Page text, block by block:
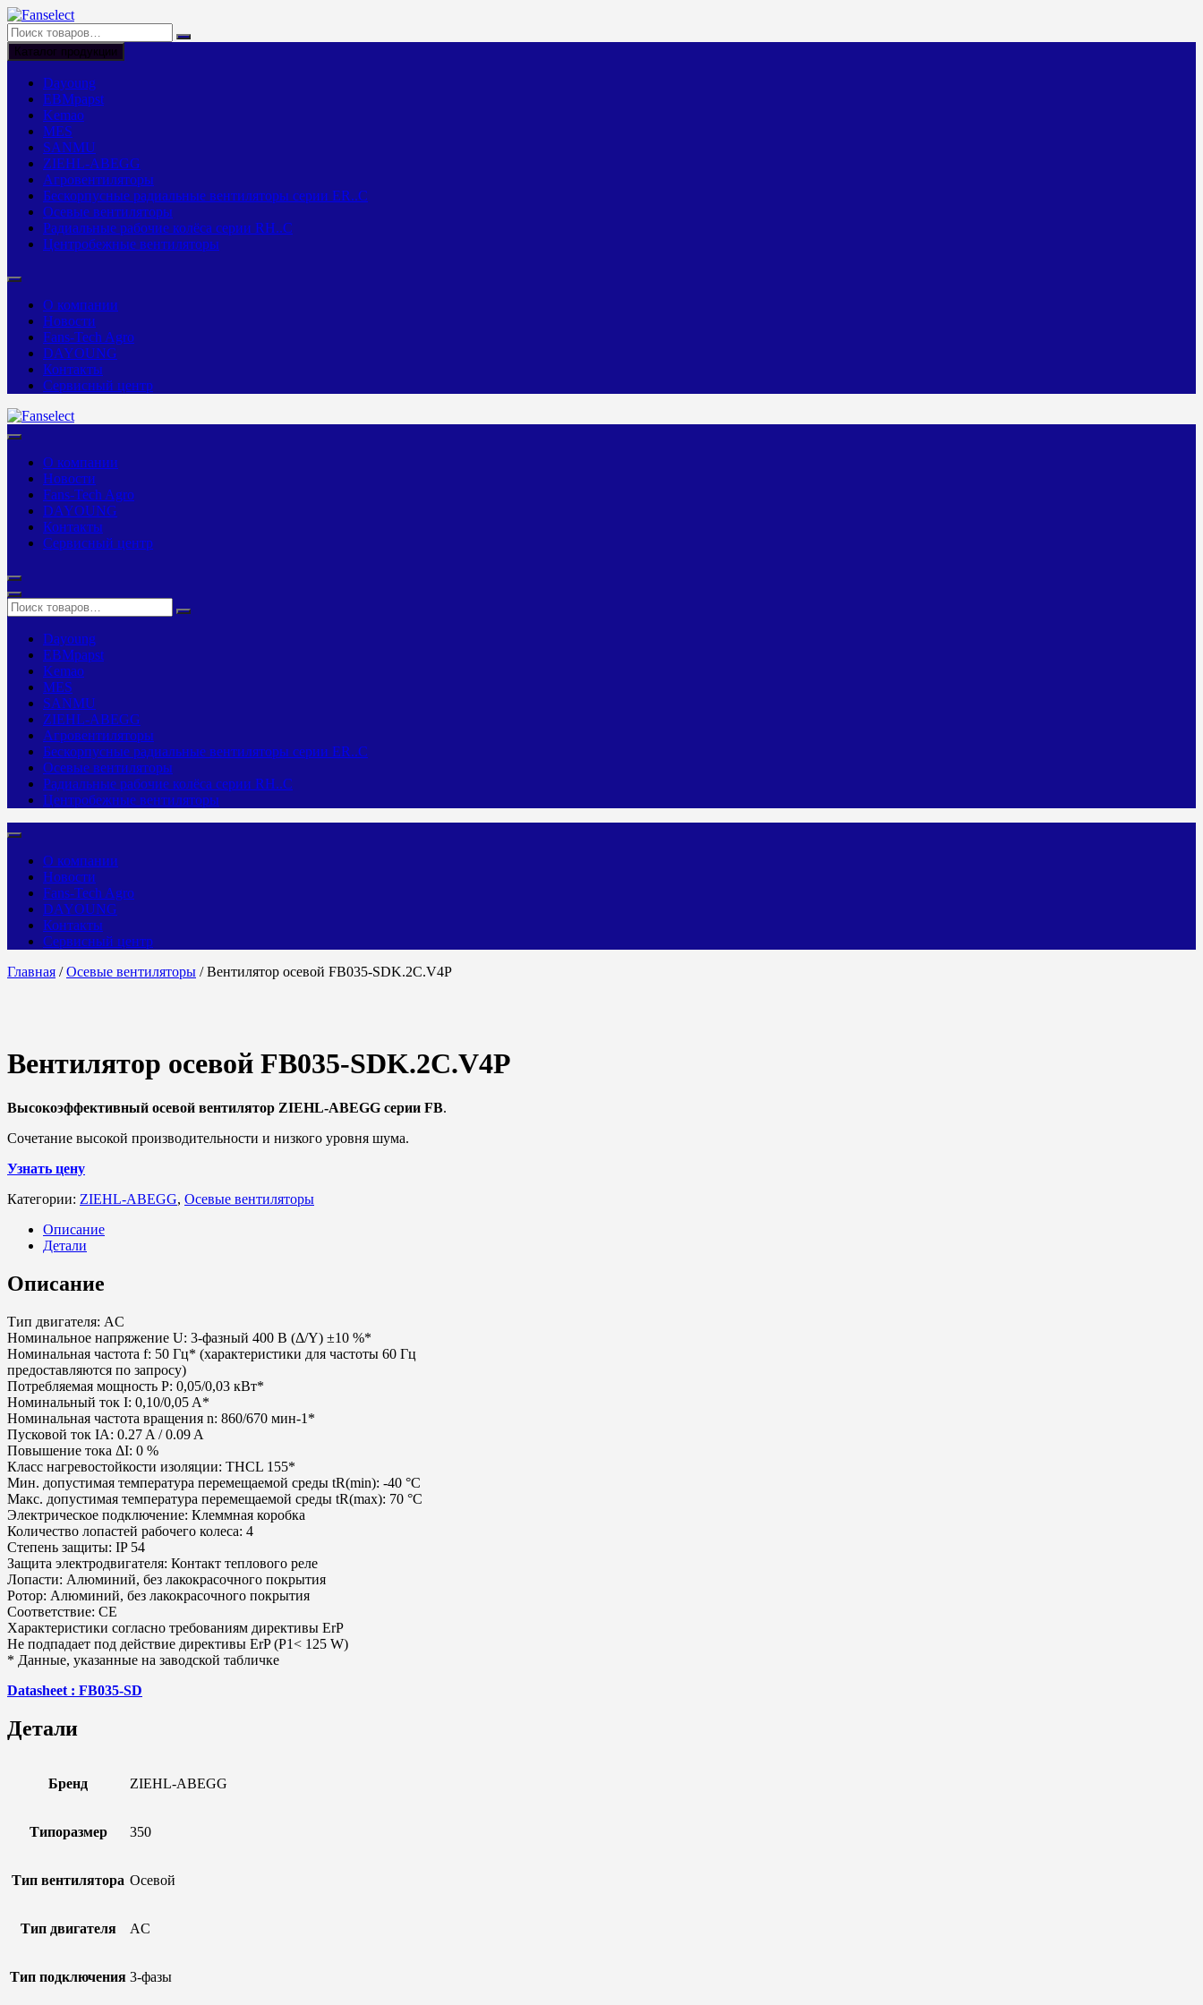
Перейти
к
содержимому
Каталог продукции
Dayoung
EBMpapst
Kemao
MES
SANMU
ZIEHL-ABEGG
Агровентиляторы
Бескорпусные радиальные вентиляторы серии ER..C
Осевые вентиляторы
Радиальные рабочие колёса серии RH..C
Центробежные вентиляторы
О компании
Новости
Fans-Tech Agro
DAYOUNG
Контакты
Сервисный центр
О компании
Новости
Fans-Tech Agro
DAYOUNG
Контакты
Сервисный центр
Dayoung
EBMpapst
Kemao
MES
SANMU
ZIEHL-ABEGG
Агровентиляторы
Бескорпусные радиальные вентиляторы серии ER..C
Осевые вентиляторы
Радиальные рабочие колёса серии RH..C
Центробежные вентиляторы
О компании
Новости
Fans-Tech Agro
DAYOUNG
Контакты
Сервисный центр
Главная /Осевые вентиляторы / Вентилятор осевой FB035-SDK.2C.V4P
Вентилятор осевой FB035-SDK.2C.V4P
Высокоэффективный осевой вентилятор ZIEHL-ABEGG серии FB.
Сочетание высокой производительности и низкого уровня шума.
Узнать цену
Категории: ZIEHL-ABEGG, Осевые вентиляторы
Описание
Детали
Описание
Тип двигателя: AC
Номинальное напряжение U: 3-фазный 400 В (Δ/Y) ±10 %*
Номинальная частота f: 50 Гц* (характеристики для частоты 60 Гц
предоставляются по запросу)
Потребляемая мощность P: 0,05/0,03 кВт*
Номинальный ток I: 0,10/0,05 A*
Номинальная частота вращения n: 860/670 мин-1*
Пусковой ток IA: 0.27 A / 0.09 A
Повышение тока ΔI: 0 %
Класс нагревостойкости изоляции: THCL 155*
Мин. допустимая температура перемещаемой среды tR(min): -40 °C
Макс. допустимая температура перемещаемой среды tR(max): 70 °C
Электрическое подключение: Клеммная коробка
Количество лопастей рабочего колеса: 4
Степень защиты: IP 54
Защита электродвигателя: Контакт теплового реле
Лопасти: Алюминий, без лакокрасочного покрытия
Ротор: Алюминий, без лакокрасочного покрытия
Соответствие: CE
Характеристики согласно требованиям директивы ErP
Не подпадает под действие директивы ErP (P1< 125 W)
* Данные, указанные на заводской табличке
Datasheet : FB035-SD
Детали
Бренд ZIEHL-ABEGG
Типоразмер 350
Тип вентилятора Осевой
Тип двигателя AC
Тип подключения 3-фазы